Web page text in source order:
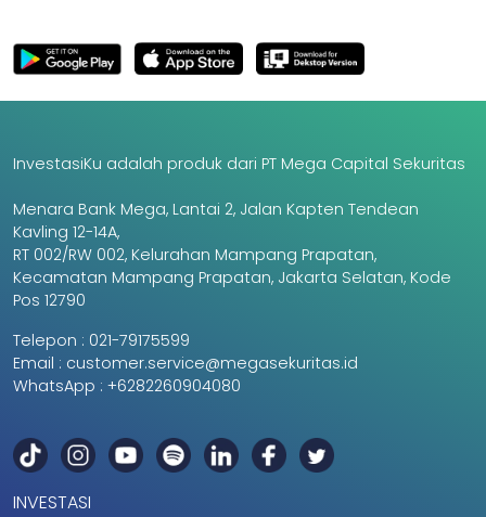
InvestasiKu adalah produk dari PT Mega Capital Sekuritas
Menara Bank Mega, Lantai 2, Jalan Kapten Tendean
Kavling 12-14A,
RT 002/RW 002, Kelurahan Mampang Prapatan,
Kecamatan Mampang Prapatan, Jakarta Selatan, Kode
Pos 12790
Telepon : 021-79175599
Email : customer.service@megasekuritas.id
WhatsApp : +6282260904080
INVESTASI